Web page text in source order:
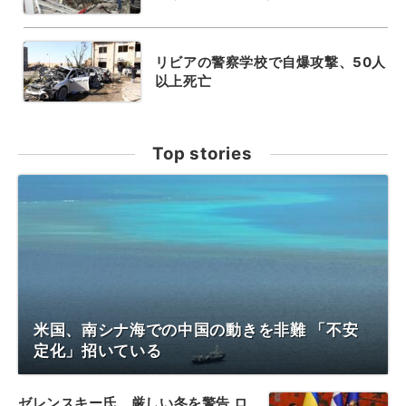
リビアの警察学校で自爆攻撃、50人
以上死亡
Top stories
米国、南シナ海での中国の動きを非難 「不安
定化」招いている